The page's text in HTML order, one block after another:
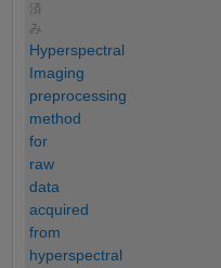
済
み
Hyperspectral
Imaging
preprocessing
method
for
raw
data
acquired
from
hyperspectral